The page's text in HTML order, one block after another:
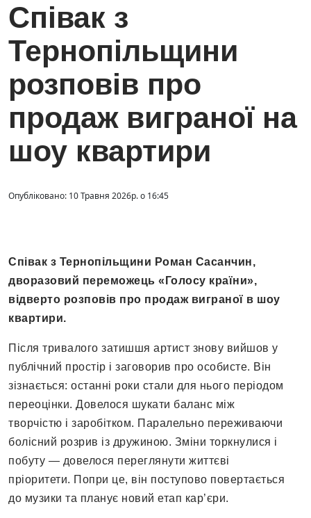
Співак з
Тернопільщини
розповів про
продаж виграної на
шоу квартири
Опубліковано: 10 Травня 2026р. о 16:45
Співак з Тернопільщини Роман Сасанчин,
дворазовий переможець «Голосу країни»,
відверто розповів про продаж виграної в шоу
квартири.
Після тривалого затишшя артист знову вийшов у
публічний простір і заговорив про особисте. Він
зізнається: останні роки стали для нього періодом
переоцінки. Довелося шукати баланс між
творчістю і заробітком. Паралельно переживаючи
болісний розрив із дружиною. Зміни торкнулися і
побуту — довелося переглянути життєві
пріоритети. Попри це, він поступово повертається
до музики та планує новий етап кар’єри.